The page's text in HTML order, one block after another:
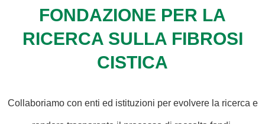
FONDAZIONE PER LA
RICERCA SULLA FIBROSI
CISTICA
Collaboriamo con enti ed istituzioni per evolvere la ricerca e